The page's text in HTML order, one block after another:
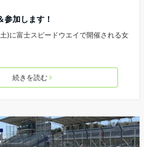
参加します！
)に富士スピードウエイで開催される女
続きを読む